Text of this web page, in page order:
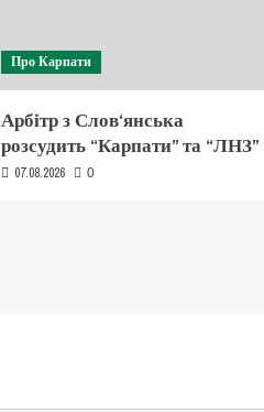
Про Карпати
Арбітр з Слов‘янська
розсудить “Карпати” та “ЛНЗ”
07.08.2026 0